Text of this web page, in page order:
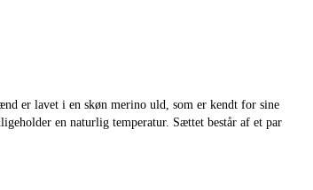
er lavet i en skøn merino uld, som er kendt for sine
en naturlig temperatur. Sættet består af et par